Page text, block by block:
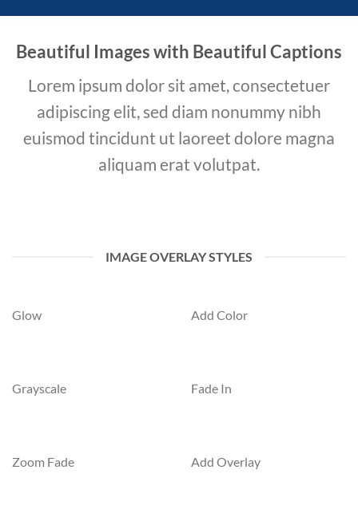
Beautiful Images with Beautiful Captions
Lorem ipsum dolor sit amet, consectetuer
adipiscing elit, sed diam nonummy nibh
euismod tincidunt ut laoreet dolore magna
aliquam erat volutpat.
IMAGE OVERLAY STYLES
Glow Add Color
Grayscale Fade In
Zoom Fade Add Overlay